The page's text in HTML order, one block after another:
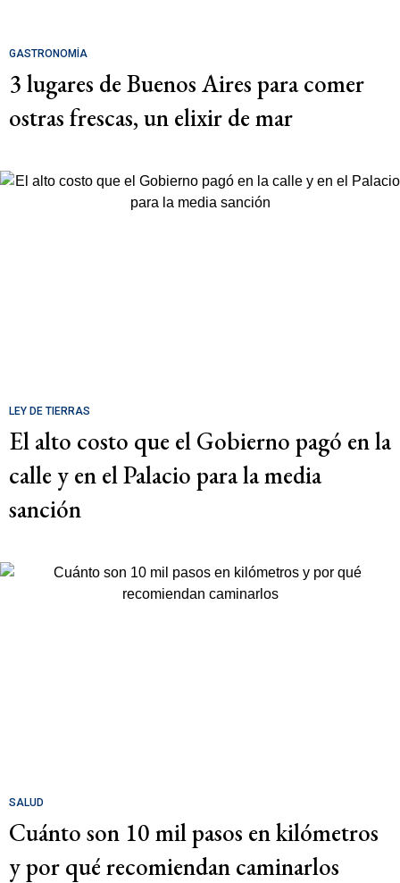
GASTRONOMÍA
3 lugares de Buenos Aires para comer
ostras frescas, un elixir de mar
LEY DE TIERRAS
El alto costo que el Gobierno pagó en la
calle y en el Palacio para la media
sanción
SALUD
Cuánto son 10 mil pasos en kilómetros
y por qué recomiendan caminarlos